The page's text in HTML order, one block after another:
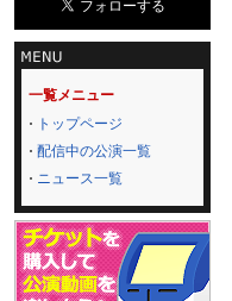
一覧メニュー
トップページ
配信中の公演一覧
ニュース一覧